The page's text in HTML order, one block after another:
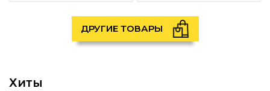
ДРУГИЕ ТОВАРЫ
Хиты